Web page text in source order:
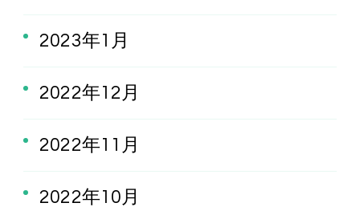
2023年1月
2022年12月
2022年11月
2022年10月